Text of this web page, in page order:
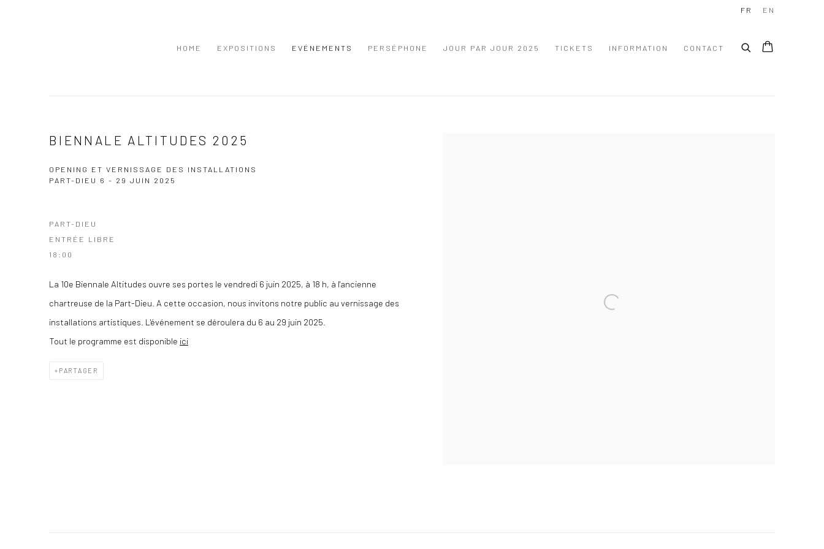
HOME EXPOSITIONS EVÉNEMENTS PERSÉPHONE JOUR PAR JOUR 2025 TICKETS INFORMATION CONTACT
FR EN
BIENNALE ALTITUDES 2025
OPENING ET VERNISSAGE DES INSTALLATIONS
PART-DIEU 6 - 29 JUIN 2025
PART-DIEU
ENTRÉE LIBRE
18:00
La 10e Biennale Altitudes ouvre ses portes le vendredi 6 juin 2025, à 18 h, à l'ancienne
chartreuse de la Part-Dieu. A cette occasion, nous invitons notre public au vernissage des
installations artistiques. L'événement se déroulera du 6 au 29 juin 2025.
Tout le programme est disponible ici
PARTAGER